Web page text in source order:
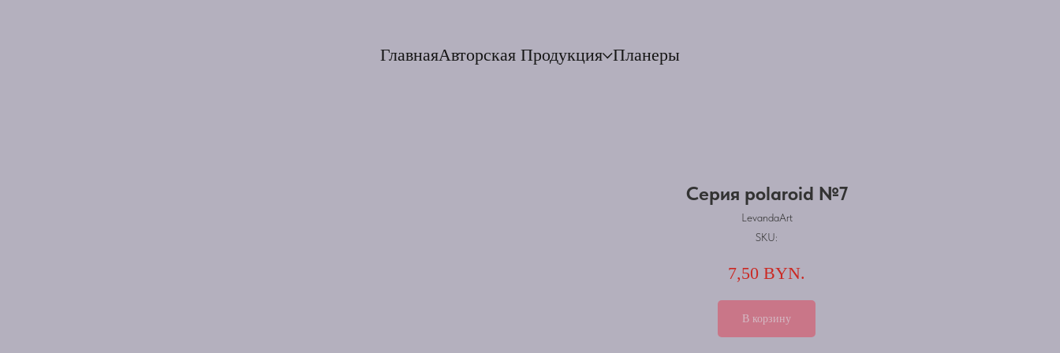
ГлавнаяАвторская Продукция Планеры
Серия polaroid №7
LevandaArt
SKU:
7,50 BYN.
В корзину